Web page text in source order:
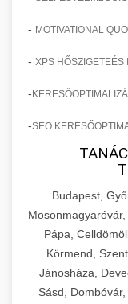
- MOTIVATIONAL
- XPS HŐSZIGETEÉS
-
-SEO
Budapest,
Pápa,
Körmend,
Jánosháza,
Sásd,